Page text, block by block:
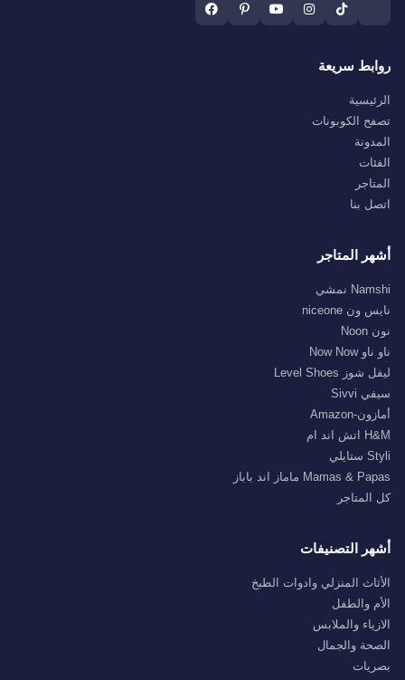
روابط سريعة
الرئيسية
تصفح الكوبونات
المدونة
الفئات
المتاجر
اتصل بنا
أشهر المتاجر
Namshi نمشي
نايس ون niceone
نون Noon
ناو ناو Now Now
ليفل شوز Level Shoes
سيفي Sivvi
أمازون-Amazon
H&M اتش اند ام
Styli ستايلي
Mamas & Papas ماماز اند باباز
كل المتاجر
أشهر التصنيفات
الأثاث المنزلي وادوات الطبخ
الأم والطفل
الازياء والملابس
الصحة والجمال
بصريات